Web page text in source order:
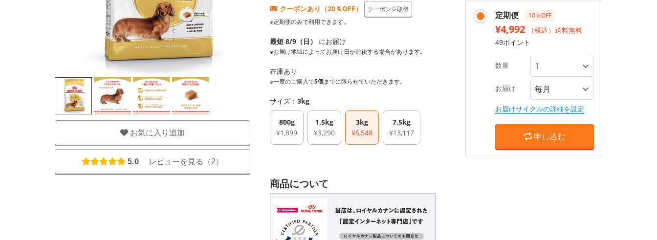
お気に入り追加
5.0 レビューを見る（2）
クーポンあり（20％OFF）
クーポンを取得
※定期便のみで利用できます。
最短 8/9（日） にお届け
※お届け地域によってお届け日が前後する場合があります。
在庫あり
※一度のご購入で5個までに限らせていただきます。
サイズ： 3kg
800g
¥1,899
1.5kg
¥3,290
3kg
¥5,548
7.5kg
¥13,117
定期便 10％OFF
¥4,992
（税込）送料無料
49ポイント
数量
お届け
お届けサイクルの詳細を設定
申し込む
商品について